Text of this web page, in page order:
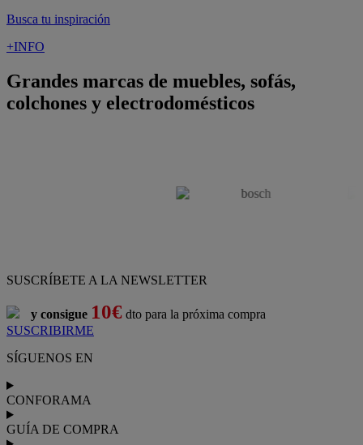
Busca tu inspiración
+INFO
Grandes marcas de muebles, sofás,
colchones y electrodomésticos
SUSCRÍBETE A LA NEWSLETTER
y consigue 10€ dto para la próxima compra
SUSCRIBIRME
SÍGUENOS EN
CONFORAMA
GUÍA DE COMPRA